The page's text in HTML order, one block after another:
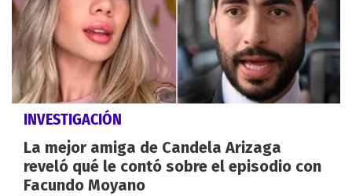
INVESTIGACIÓN
La mejor amiga de Candela Arizaga
reveló qué le contó sobre el episodio con
Facundo Moyano